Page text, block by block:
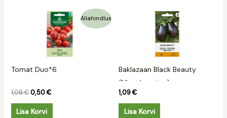
Allahindlus
Tomat Duo*6
1,09€
Algne
1,09 €.
0,50€
Praegune
hind
on:
0,50 €.
Lisa Korvi
Baklazaan Black Beauty
(Must kaunitar)
1,09€
Lisa Korvi